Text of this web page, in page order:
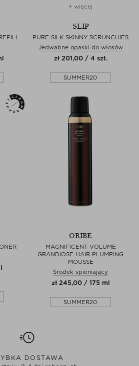
+ więcej
SLIP
PURE SILK SKINNY SCRUNCHIES
Jedwabne opaski do włosów
zł 201,00 / 4 szt.
SUMMER20
ORIBE
MAGNIFICENT VOLUME
GRANDIOSE HAIR PLUMPING
MOUSSE
Środek spieniający
zł 245,00 / 175 ml
SUMMER20
DOSTAWA